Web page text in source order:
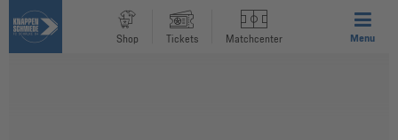
Shop Tickets Matchcenter Menu